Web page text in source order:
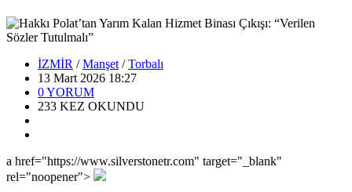
İZMİR /Manşet /Torbalı
13 Mart 2026 18:27
0YORUM
233 KEZ OKUNDU
a href="https://www.silverstonetr.com" target="_blank"
rel="noopener">